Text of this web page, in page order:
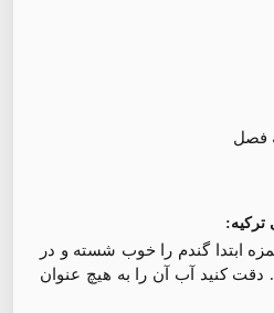
فصل
ترکیه:
ابتدا گندم را خوب شسته و در
بپزید. دقت کنید آب آن را به هیچ عنوان